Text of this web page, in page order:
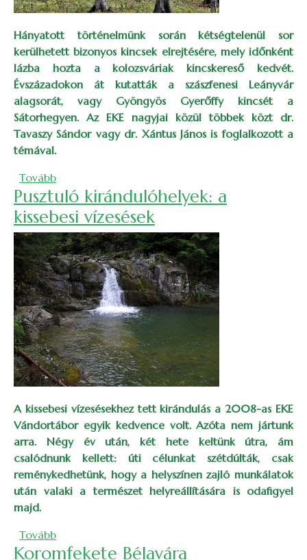
Hányatott történelmünk során kétségtelenül sor
kerülhetett bizonyos kincsek elrejtésére, mely időnként
lázba hozta a kolozsváriak kincskereső kedvét.
Évszázadokon át kutatták a szászfenesi Leányvár
alagsorát, vagy Gyöngyös Gyerőffy kincsét a
Sátorhegyen. Az EKE nagyjai közül többek közt dr.
Tavaszy Sándor vagy dr. Xántus János is foglalkozott a
témával.
Tovább(Kolozsvár környékén, kincsek nyomában)
Pusztuló kirándulóhelyek: a
kissebesi vízesések
A kissebesi vízesésekhez tett kirándulás a 2008-as EKE
Vándortábor egyik kedvence volt. Azóta nem jártunk
arra. Négy év után, két hete keltünk útra, ám
csalódnunk kellett: úti célunkat szétdúlták, csak
reménykedhetünk, hogy a helyszínen zajló munkálatok
után valaki a természet helyreállítására is odafigyel
majd.
Tovább(Pusztuló kirándulóhelyek: a kissebesi vízesések)
Koromfekete Bélavára